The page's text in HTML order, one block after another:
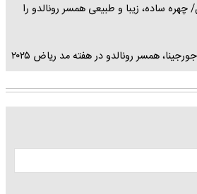
چهره ساده، زیبا و طبیعی همسر رونالدو را
همسر رونالدو در هفته مد ریاض ۲۰۲۵